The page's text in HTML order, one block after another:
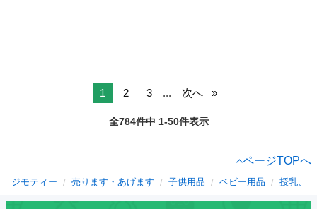
1 2 3 ... 次へ
全784件中 1-50件表示
ページTOPへ
ジモティー 売ります・あげます 子供用品 ベビー用品 授乳、